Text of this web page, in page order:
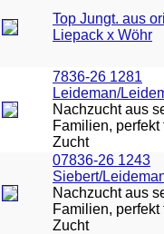
Top Jungt. aus
Liepack x Wöhr
7836-26 1281
Leideman/
Nachzucht aus
Familien, perfekt
Zucht
07836-26 1243
Siebert/
Nachzucht aus
Familien, perfekt
Zucht